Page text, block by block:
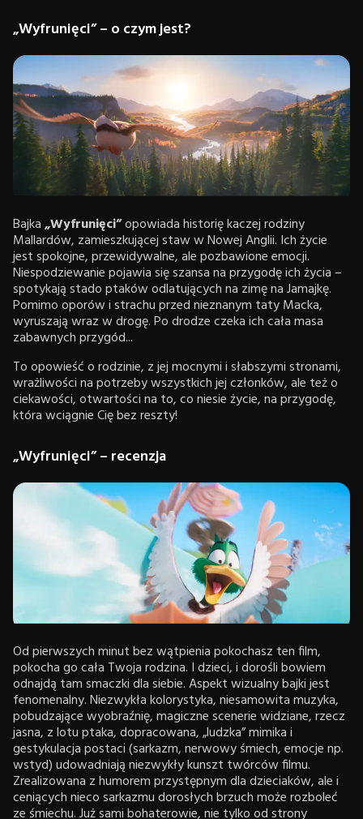
„Wyfrunięci” – o czym jest?
Bajka„Wyfrunięci”opowiada historię kaczej rodziny
Mallardów, zamieszkującej staw w Nowej Anglii. Ich życie
jest spokojne, przewidywalne, ale pozbawione emocji.
Niespodziewanie pojawia się szansa na przygodę ich życia –
spotykają stado ptaków odlatujących na zimę na Jamajkę.
Pomimo oporów i strachu przed nieznanym taty Macka,
wyruszają wraz w drogę. Po drodze czeka ich cała masa
zabawnych przygód...
To opowieść o rodzinie, z jej mocnymi i słabszymi stronami,
wrażliwości na potrzeby wszystkich jej członków, ale też o
ciekawości, otwartości na to, co niesie życie, na przygodę,
która wciągnie Cię bez reszty!
„Wyfrunięci” – recenzja
Od pierwszych minut bez wątpienia pokochasz ten film,
pokocha go cała Twoja rodzina. I dzieci, i dorośli bowiem
odnajdą tam smaczki dla siebie. Aspekt wizualny bajki jest
fenomenalny. Niezwykła kolorystyka, niesamowita muzyka,
pobudzające wyobraźnię, magiczne scenerie widziane, rzecz
jasna, z lotu ptaka, dopracowana, „ludzka” mimika i
gestykulacja postaci (sarkazm, nerwowy śmiech, emocje np.
wstyd) udowadniają niezwykły kunszt twórców filmu.
Zrealizowana z humorem przystępnym dla dzieciaków, ale i
ceniących nieco sarkazmu dorosłych brzuch może rozboleć
ze śmiechu. Już sami bohaterowie, nie tylko od strony